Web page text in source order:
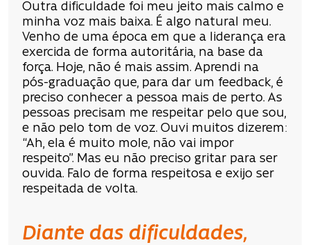
Outra dificuldade foi meu jeito mais calmo e
minha voz mais baixa. É algo natural meu.
Venho de uma época em que a liderança era
exercida de forma autoritária, na base da
força. Hoje, não é mais assim. Aprendi na
pós-graduação que, para dar um feedback, é
preciso conhecer a pessoa mais de perto. As
pessoas precisam me respeitar pelo que sou,
e não pelo tom de voz. Ouvi muitos dizerem:
“Ah, ela é muito mole, não vai impor
respeito”. Mas eu não preciso gritar para ser
ouvida. Falo de forma respeitosa e exijo ser
respeitada de volta.
Diante das dificuldades,